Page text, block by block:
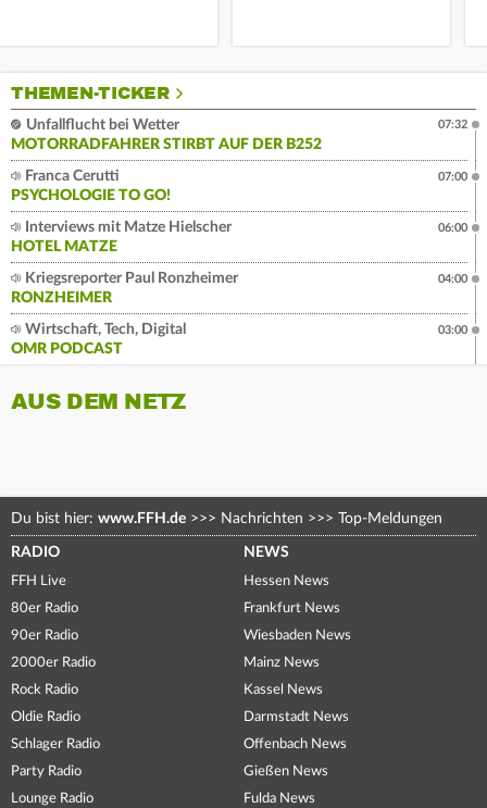
THEMEN-TICKER
Unfallflucht bei Wetter
MOTORRADFAHRER STIRBT AUF DER B252
07:32
Franca Cerutti
PSYCHOLOGIE TO GO!
07:00
Interviews mit Matze Hielscher
HOTEL MATZE
06:00
Kriegsreporter Paul Ronzheimer
RONZHEIMER
04:00
Wirtschaft, Tech, Digital
OMR PODCAST
03:00
AUS DEM NETZ
Du bist hier: www.FFH.de >>> Nachrichten >>> Top-Meldungen
RADIO
FFH Live
80er Radio
90er Radio
2000er Radio
Rock Radio
Oldie Radio
Schlager Radio
Party Radio
Lounge Radio
NEWS
Hessen News
Frankfurt News
Wiesbaden News
Mainz News
Kassel News
Darmstadt News
Offenbach News
Gießen News
Fulda News